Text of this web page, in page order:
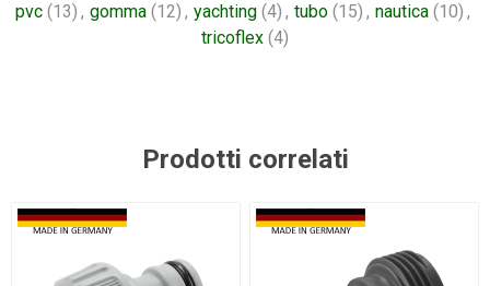
pvc (13) , gomma (12) , yachting (4) , tubo (15) , nautica (10) ,
tricoflex (4)
Prodotti correlati